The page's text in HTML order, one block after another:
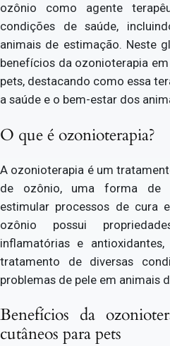
ozônio como agente
condições de saúde,
animais de estimação. Neste
benefícios da ozonioterapia
pets, destacando como essa
a saúde e o bem-estar dos
O que é ozonioterapia?
A ozonioterapia é um
de ozônio, uma forma de
estimular processos de cura
ozônio possui
inflamatórias e
tratamento de diversas
problemas de pele em animais
Benefícios da
cutâneos para pets